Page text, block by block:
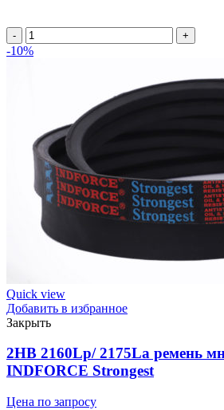
2HB
2450Lp/
многоручьевой
INDFORCE
Unlimit
quantity
-10%
Quick view
Добавить в избранное
Закрыть
2HB 2160Lp/ 2175La ремень
INDFORCE Strongest
Цена по запросу